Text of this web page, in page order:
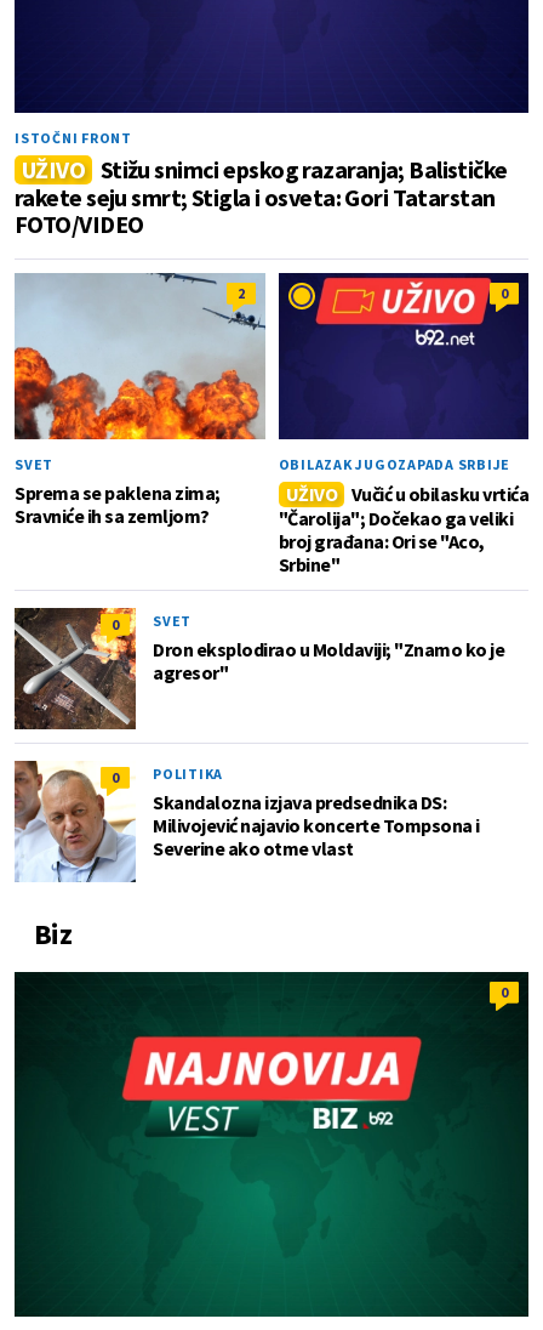
ISTOČNI FRONT
UŽIVO Stižu snimci epskog razaranja; Balističke
rakete seju smrt; Stigla i osveta: Gori Tatarstan
FOTO/VIDEO
2
SVET
Sprema se paklena zima;
Sravniće ih sa zemljom?
0
OBILAZAK JUGOZAPADA SRBIJE
UŽIVO Vučić u obilasku vrtića
"Čarolija"; Dočekao ga veliki
broj građana: Ori se "Aco,
Srbine"
0 SVET
Dron eksplodirao u Moldaviji; "Znamo ko je
agresor"
0 POLITIKA
Skandalozna izjava predsednika DS:
Milivojević najavio koncerte Tompsona i
Severine ako otme vlast
Biz
0